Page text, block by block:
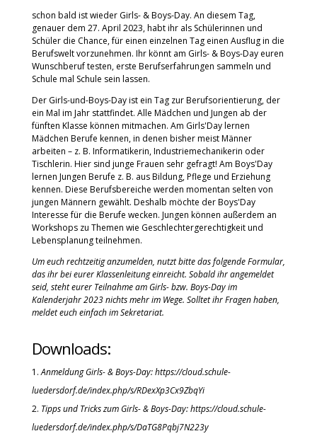
schon bald ist wieder Girls- & Boys-Day. An diesem Tag,
genauer dem 27. April 2023, habt ihr als Schülerinnen und
Schüler die Chance, für einen einzelnen Tag einen Ausflug in die
Berufswelt vorzunehmen. Ihr könnt am Girls- & Boys-Day euren
Wunschberuf testen, erste Berufserfahrungen sammeln und
Schule mal Schule sein lassen.
Der Girls-und-Boys-Day ist ein Tag zur Berufsorientierung, der
ein Mal im Jahr stattfindet. Alle Mädchen und Jungen ab der
fünften Klasse können mitmachen. Am Girls'Day lernen
Mädchen Berufe kennen, in denen bisher meist Männer
arbeiten – z. B. Informatikerin, Industriemechanikerin oder
Tischlerin. Hier sind junge Frauen sehr gefragt! Am Boys'Day
lernen Jungen Berufe z. B. aus Bildung, Pflege und Erziehung
kennen. Diese Berufsbereiche werden momentan selten von
jungen Männern gewählt. Deshalb möchte der Boys'Day
Interesse für die Berufe wecken. Jungen können außerdem an
Workshops zu Themen wie Geschlechtergerechtigkeit und
Lebensplanung teilnehmen.
Um euch rechtzeitig anzumelden, nutzt bitte das folgende Formular,
das ihr bei eurer Klassenleitung einreicht. Sobald ihr angemeldet
seid, steht eurer Teilnahme am Girls- bzw. Boys-Day im
Kalenderjahr 2023 nichts mehr im Wege. Solltet ihr Fragen haben,
meldet euch einfach im Sekretariat.
Downloads:
Anmeldung Girls- & Boys-Day:https://cloud.schule-
luedersdorf.de/index.php/s/RDexXp3Cx9ZbqYi
Tipps und Tricks zum Girls- & Boys-Day:https://cloud.schule-
luedersdorf.de/index.php/s/DaTG8Pqbj7N223y